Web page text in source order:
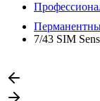
7/43 SIM